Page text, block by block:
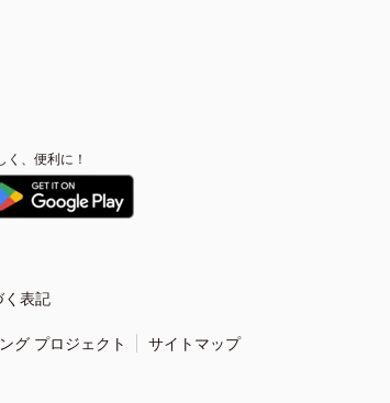
く、便利に！
表記
グ プロジェクト サイトマップ